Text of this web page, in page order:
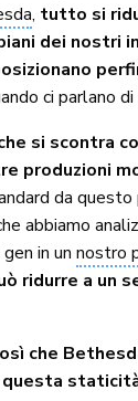
, tutto si
dei nostri
ci parlano
si scontra
produzioni
da questo
abbiamo
in unnostro
ridurre a un
che